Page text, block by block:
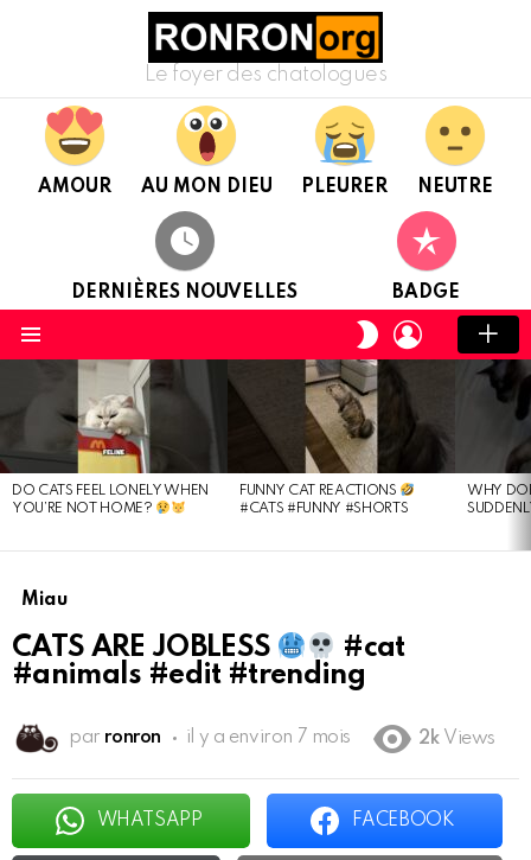
Le foyer des chatologues
AMOUR AU MON DIEU PLEURER NEUTRE
DERNIÈRES NOUVELLES BADGE
CHANGER
DE
PEAU
CONNEXION
DO CATS FEEL LONELY WHEN
YOU’RE NOT HOME?
FUNNY CAT REACTIONS
#CATS #FUNNY #SHORTS
WHY
Miau
CATS ARE JOBLESS
#cat
#animals #edit #trending
par ronron il y a environ 7 mois 2k Views
WHATSAPP FACEBOOK